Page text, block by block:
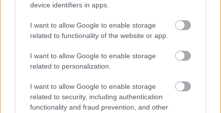
device identifiers in apps.
I want to allow Google to enable storage
related to functionality of the website or app.
I want to allow Google to enable storage
related to personalization.
I want to allow Google to enable storage
related to security, including authentication
functionality and fraud prevention, and other